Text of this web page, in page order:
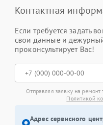
Контактная
Если требуется задать
свои данные и
проконсультирует Вас!
Отправляя заявку на
Политикой
Адрес сервисного